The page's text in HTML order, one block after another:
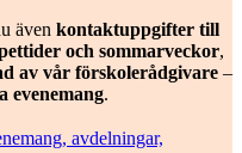
även kontaktuppgifter till
och sommarveckor,
av vår förskolerådgivare –
evenemang.
avdelningar,